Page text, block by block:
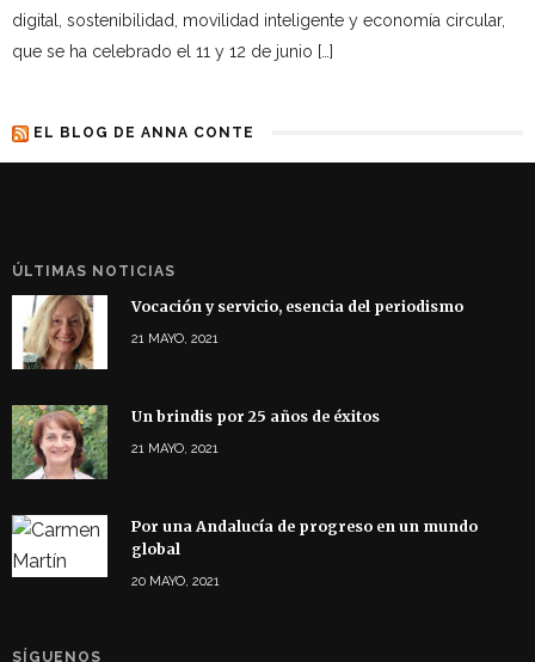
digital, sostenibilidad, movilidad inteligente y economía circular,
que se ha celebrado el 11 y 12 de junio […]
EL BLOG DE ANNA CONTE
ÚLTIMAS NOTICIAS
Vocación y servicio, esencia del periodismo
21 MAYO, 2021
Un brindis por 25 años de éxitos
21 MAYO, 2021
Por una Andalucía de progreso en un mundo
global
20 MAYO, 2021
SÍGUENOS